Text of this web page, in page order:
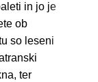
in jo je
ob
so leseni
ter